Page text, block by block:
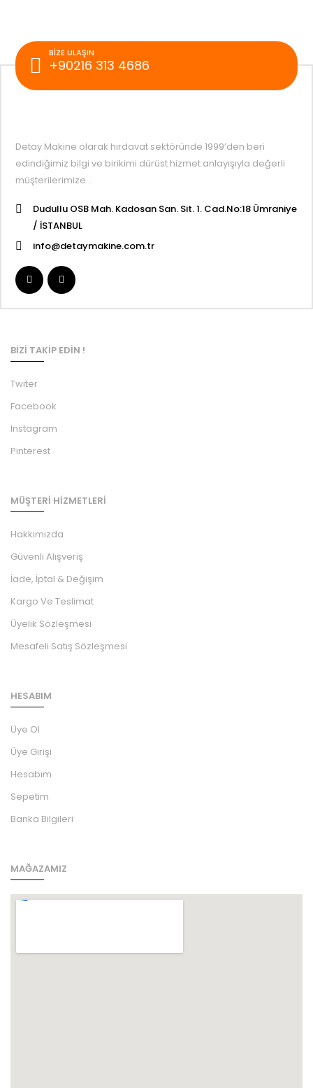
BIZE ULAŞIN
+90216 313 4686
Detay Makine olarak hırdavat sektöründe 1999’den beri
edindiğimiz bilgi ve birikimi dürüst hizmet anlayışıyla değerli
müşterilerimize…
Dudullu OSB Mah. Kadosan San. Sit. 1. Cad.No:18 Ümraniye
/ İSTANBUL
info@detaymakine.com.tr
BİZİ TAKİP EDİN !
Twiter
Facebook
Instagram
Pinterest
MÜŞTERİ HİZMETLERİ
Hakkımızda
Güvenli Alışveriş
İade, İptal & Değişim
Kargo Ve Teslimat
Üyelik Sözleşmesi
Mesafeli Satış Sözleşmesi
HESABIM
Üye Ol
Üye Girişi
Hesabım
Sepetim
Banka Bilgileri
MAĞAZAMIZ